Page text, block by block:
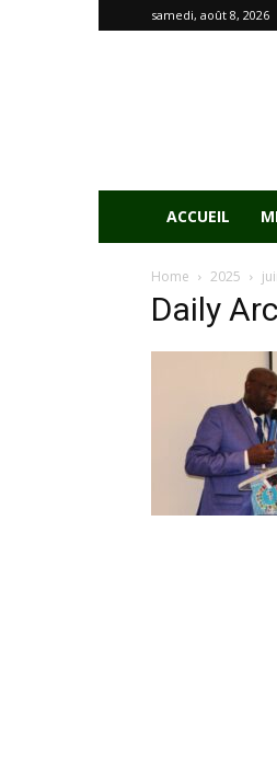
samedi, août 8, 2026
ACCUEIL
Home 2025
Daily